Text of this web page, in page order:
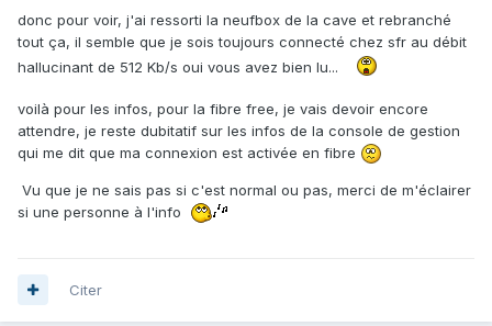
donc pour voir, j'ai ressorti la neufbox de la cave et rebranché
tout ça, il semble que je sois toujours connecté chez sfr au débit
hallucinant de 512 Kb/s oui vous avez bien lu...
voilà pour les infos, pour la fibre free, je vais devoir encore
attendre, je reste dubitatif sur les infos de la console de gestion
qui me dit que ma connexion est activée en fibre
Vu que je ne sais pas si c'est normal ou pas, merci de m'éclairer
si une personne à l'info
Citer